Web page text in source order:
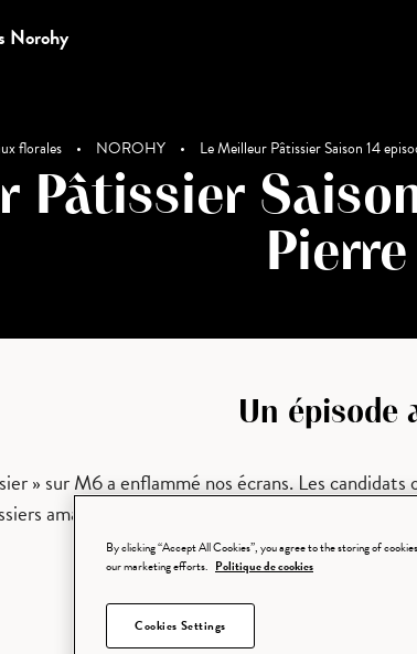
Norohy
florales • NOROHY • Le Meilleur Pâtissier Saison 14
Pâtissier
Un épisode
» sur M6 a enflammé nos écrans. Les
amateurs vers l’excellence. Les quatre
place
By clicking “Accept All Cookies”, you agree to the storing of
our marketing efforts. Politique de cookies
Cookies Settings